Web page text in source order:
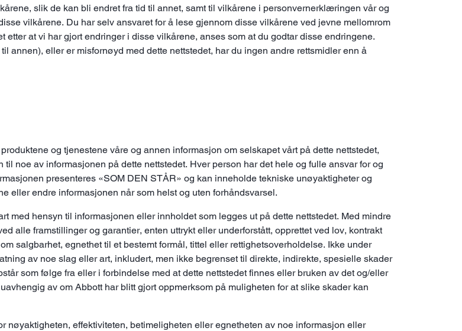
slik de kan bli endret fra tid til annet, samt til vilkårene i personvernerklæringen vår og
vilkårene. Du har selv ansvaret for å lese gjennom disse vilkårene ved jevne mellomrom
at vi har gjort endringer i disse vilkårene, anses som at du godtar disse endringene.
annen), eller er misfornøyd med dette nettstedet, har du ingen andre rettsmidler enn å
og tjenestene våre og annen informasjon om selskapet vårt på dette nettstedet,
noe av informasjonen på dette nettstedet. Hver person har det hele og fulle ansvar for og
presenteres «SOM DEN STÅR» og kan inneholde tekniske unøyaktigheter og
eller endre informasjonen når som helst og uten forhåndsvarsel.
med hensyn til informasjonen eller innholdet som legges ut på dette nettstedet. Med mindre
alle framstillinger og garantier, enten uttrykt eller underforstått, opprettet ved lov, kontrakt
salgbarhet, egnethet til et bestemt formål, tittel eller rettighetsoverholdelse. Ikke under
av noe slag eller art, inkludert, men ikke begrenset til direkte, indirekte, spesielle skader
som følge fra eller i forbindelse med at dette nettstedet finnes eller bruken av det og/eller
av om Abbott har blitt gjort oppmerksom på muligheten for at slike skader kan
nøyaktigheten, effektiviteten, betimeligheten eller egnetheten av noe informasjon eller